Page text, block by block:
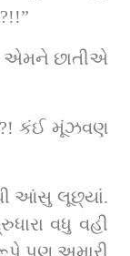
એમને છાતીએ
?! કંઈ મૂંઝવણ
આંસુ લૂછ્યાં.
વધુ વહી
પણ અમારી